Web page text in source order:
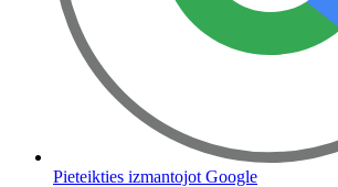
Pieteikties izmantojot Google